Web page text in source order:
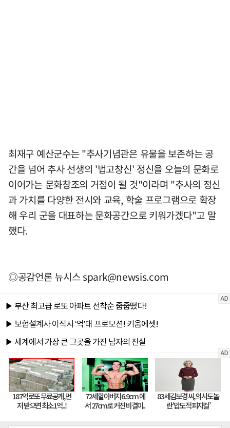
최재구 예산군수는 "추사기념관은 유물을 보존하는 공
간을 넘어 추사 선생의 '법고창신' 정신을 오늘의 문화로
이어가는 문화창조의 거점이 될 것"이라며 "추사의 정신
과 가치를 다양한 전시와 교육, 학술 프로그램으로 확장
해 우리 군을 대표하는 문화공간으로 키워가겠다"고 말
했다.
◎공감언론 뉴시스spark@newsis.com